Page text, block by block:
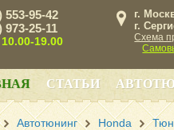
553-95-42
973-25-11
19.00
г.
г.
Схема
СТАТЬИ
Автотюнинг Honda